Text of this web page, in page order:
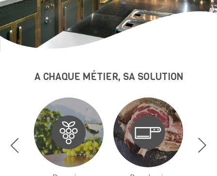
A CHAQUE MÉTIER, SA SOLUTION